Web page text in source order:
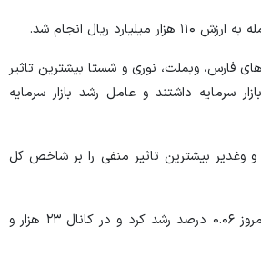
فارس، وبملت، نوری و شستا بیشترین تاثیر
سرمایه داشتند و عامل رشد بازار سرمایه
وغدیر بیشترین تاثیر منفی را بر شاخص کل
شاخص کل فرابورس نیز امروز ۰.۰۶ درصد رشد کرد و در کانال ۲۳ هزار و